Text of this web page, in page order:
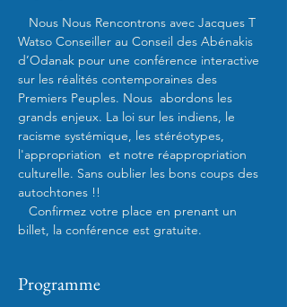
Nous Nous Rencontrons avec Jacques T
Watso Conseiller au Conseil des Abénakis
d’Odanak pour une conférence interactive
sur les réalités contemporaines des
Premiers Peuples. Nous  abordons les
grands enjeux. La loi sur les indiens, le
racisme systémique, les stéréotypes,
l'appropriation  et notre réappropriation
culturelle. Sans oublier les bons coups des
autochtones !!
Confirmez votre place en prenant un
billet, la conférence est gratuite.
Programme